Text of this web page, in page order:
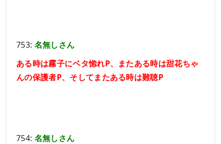
753: 名無しさん
ある時は霧子にベタ惚れP、またある時は甜花ちゃ
んの保護者P、そしてまたある時は難聴P
754: 名無しさん